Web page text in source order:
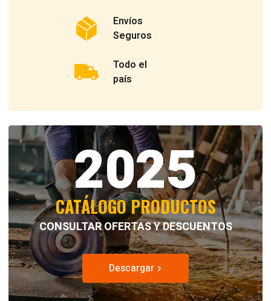
Envíos
Seguros
Todo el
país
2025
CATÁLOGO PRODUCTOS
CONSULTAR OFERTAS Y DESCUENTOS
Descargar